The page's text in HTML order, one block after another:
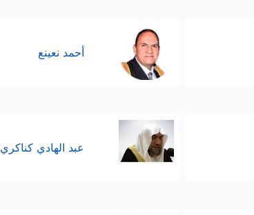
أحمد نعينع
عبد الهادي كناكري